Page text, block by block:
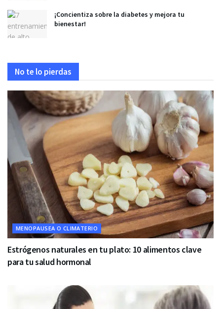
¡Concientiza sobre la diabetes y mejora tu
bienestar!
No te lo pierdas
MENOPAUSEA O CLIMATERIO
Estrógenos naturales en tu plato: 10 alimentos clave
para tu salud hormonal